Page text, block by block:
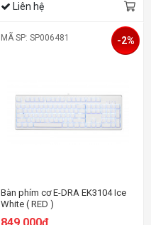
Liên hệ
MÃ SP: SP006481
Bàn phím cơ E-DRA EK3104 Ice
White ( RED )
849.000đ
-2%